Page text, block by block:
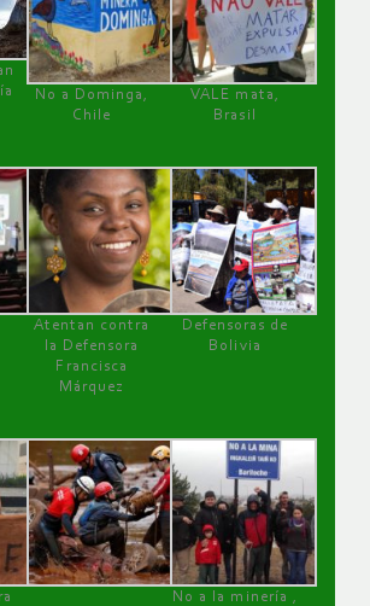
No a Dominga,
Chile
VALE mata,
Brasil
Atentan contra
la Defensora
Francisca
Márquez
Defensoras de
Bolivia
No a la minería ,